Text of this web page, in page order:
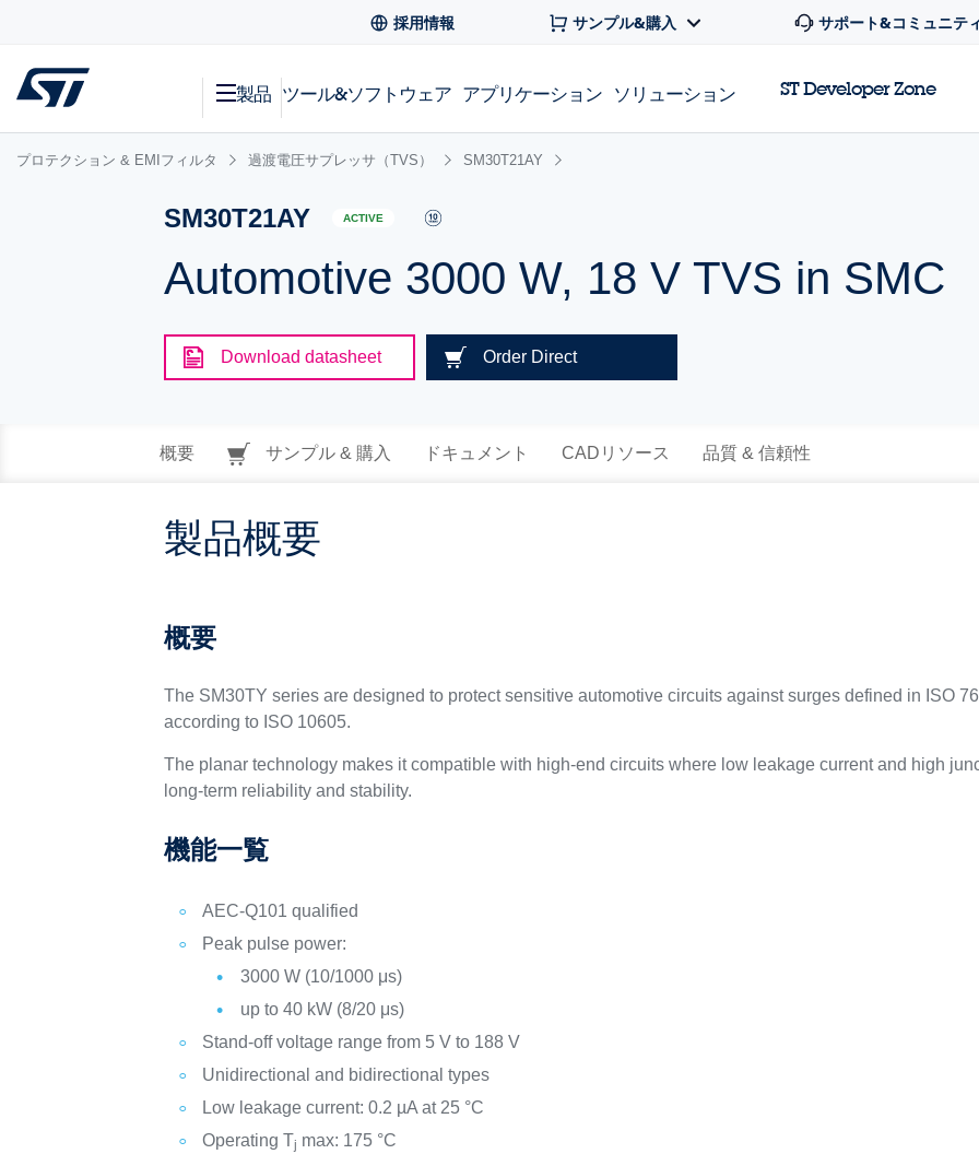
採用情報 サンプル&購入 サポート&コミュニテ
製品 ツール&ソフトウェア アプリケーション ソリューション ST Developer Zone
プロテクション & EMIフィルタ 過渡電圧サプレッサ（TVS） SM30T21AY
SM30T21AY ACTIVE
Automotive 3000 W, 18 V TVS in SMC
Download datasheet Order Direct
概要 サンプル & 購入 ドキュメント CADリソース 品質 & 信頼性
製品概要
概要
The SM30TY series are designed to protect sensitive automotive circuits against surges defined in ISO
according to ISO 10605.
The planar technology makes it compatible with high-end circuits where low leakage current and high
long-term reliability and stability.
機能一覧
AEC-Q101 qualified
Peak pulse power:
3000 W (10/1000 μs)
up to 40 kW (8/20 μs)
Stand-off voltage range from 5 V to 188 V
Unidirectional and bidirectional types
Low leakage current: 0.2 µA at 25 °C
Operating Tj max: 175 °C